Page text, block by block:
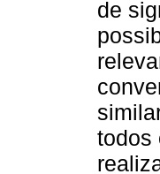
de
todos